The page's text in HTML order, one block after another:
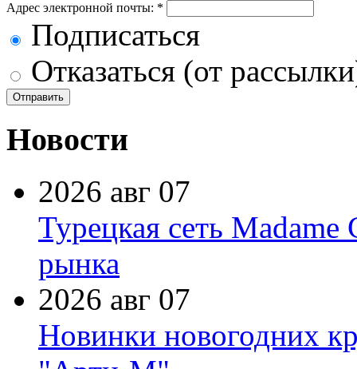
Адрес электронной почты: *
Подписаться
Отказаться (от
Новости
2026 авг 07
Турецкая сеть Madame
рынка
2026 авг 07
Новинки новогодних